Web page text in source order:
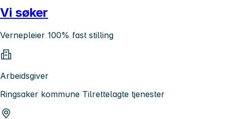
Vi søker
Vernepleier 100% fast stilling
Arbeidsgiver
Ringsaker kommune Tilrettelagte tjenester